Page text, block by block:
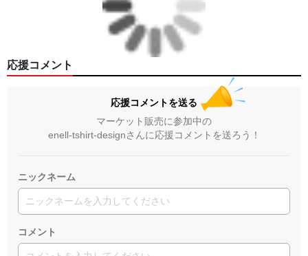
応援コメント
応援コメントを送る
マーケット販売に参加中の
enell-tshirt-designさんに応援コメントを送ろう！
ニックネーム
コメント